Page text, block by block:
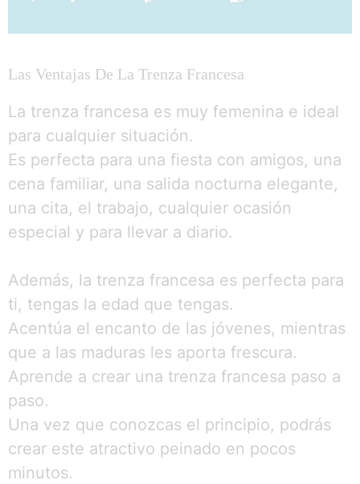
Las Ventajas De La Trenza Francesa
La trenza francesa es muy femenina e ideal
para cualquier situación.
Es perfecta para una fiesta con amigos, una
cena familiar, una salida nocturna elegante,
una cita, el trabajo, cualquier ocasión
especial y para llevar a diario.
Además, la trenza francesa es perfecta para
ti, tengas la edad que tengas.
Acentúa el encanto de las jóvenes, mientras
que a las maduras les aporta frescura.
Aprende a crear una trenza francesa paso a
paso.
Una vez que conozcas el principio, podrás
crear este atractivo peinado en pocos
minutos.